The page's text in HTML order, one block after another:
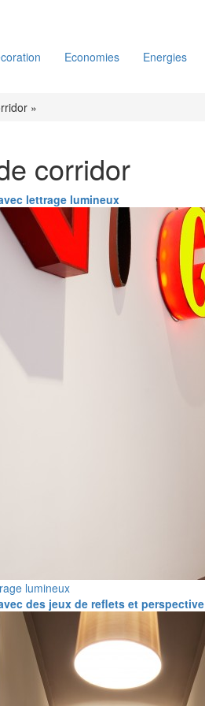
Economies Energies
»
corridor
lettrage lumineux
lumineux
des jeux de reflets et perspective